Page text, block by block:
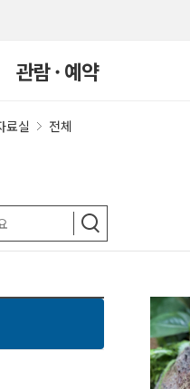
관람 · 예약
체예약
약확인
료실 전체